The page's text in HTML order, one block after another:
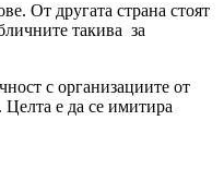
От другата страна стоят
такива за
с организациите от
Целта е да се имитира